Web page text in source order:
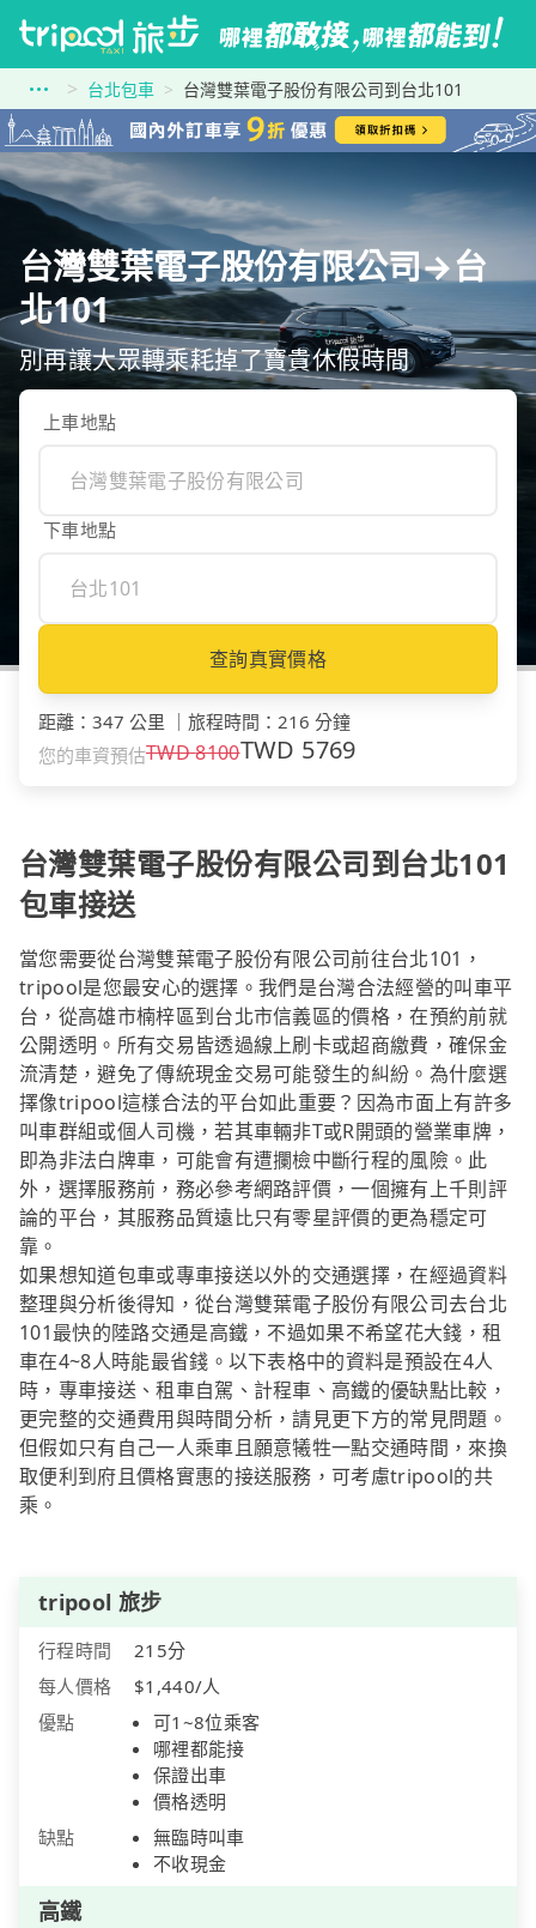
台北包車 台灣雙葉電子股份有限公司到台北101
台灣雙葉電子股份有限公司→台
北101
別再讓大眾轉乘耗掉了寶貴休假時間
上車地點
下車地點
查詢真實價格
距離 ： 347 公里 旅程時間 ： 216 分鐘
您的車資預估TWD8100TWD 5769
台灣雙葉電子股份有限公司到台北101
包車接送
當您需要從台灣雙葉電子股份有限公司前往台北101，
tripool是您最安心的選擇。我們是台灣合法經營的叫車平
台，從高雄市楠梓區到台北市信義區的價格，在預約前就
公開透明。所有交易皆透過線上刷卡或超商繳費，確保金
流清楚，避免了傳統現金交易可能發生的糾紛。為什麼選
擇像tripool這樣合法的平台如此重要？因為市面上有許多
叫車群組或個人司機，若其車輛非T或R開頭的營業車牌，
即為非法白牌車，可能會有遭攔檢中斷行程的風險。此
外，選擇服務前，務必參考網路評價，一個擁有上千則評
論的平台，其服務品質遠比只有零星評價的更為穩定可
靠。
如果想知道包車或專車接送以外的交通選擇，在經過資料
整理與分析後得知，從台灣雙葉電子股份有限公司去台北
101最快的陸路交通是高鐵，不過如果不希望花大錢，租
車在4~8人時能最省錢。以下表格中的資料是預設在4人
時，專車接送、租車自駕、計程車、高鐵的優缺點比較，
更完整的交通費用與時間分析，請見更下方的常見問題。
但假如只有自己一人乘車且願意犧牲一點交通時間，來換
取便利到府且價格實惠的接送服務，可考慮tripool的共
乘。
tripool 旅步
行程時間
215分
每人價格
$1,440/人
優點
可1~8位乘客
哪裡都能接
保證出車
價格透明
缺點
無臨時叫車
不收現金
高鐵